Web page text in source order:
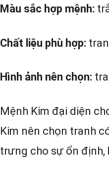
Màu sắc hợp mệnh:
Chất liệu phù hợp:
Hình ảnh nên chọn:
Mệnh Kim đại diện
Kim nên chọn tranh
trưng cho sự ổn định,